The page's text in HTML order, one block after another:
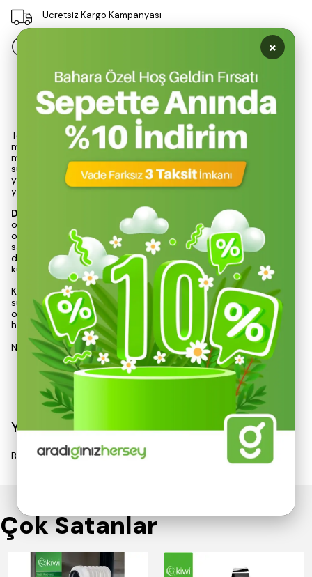
Ücretsiz Kargo Kampanyası
Ürün Açıklaması
Tekli portatif ocak, Nurgaz markasının yüksek kaliteli
mühendislik ve tasarım anlayışını yansıtan bir üründür.
modeli, tüp bağlantılı yapısıyla kullanıcı dostu bir deneyim
sunar.
Kullanım kolaylığı sağlayan bu ocak, hafif ve taşınabilir
yapısıyla her türlü dış mekan etkinliğinde mükemmel bir
yardımcıdır.
Dayanıklı çelik malzemeden
üretilmiş olan bu ocak, uzun
ömürlü kullanım için tasarlanmıştır. Düğmeden ateşleme
özelliği, kullanıcıların güvenli bir şekilde ateşleme yapmalarını
sağlar. Ayrıca, alev ayarı basınca duyarlı emniyet sistemi ile
donatılmıştır, bu da güvenliği artırır. Gaz için güvenlik kilidi,
kullanıcıların güvenliğini ön planda tutar.
Kolay çıkarılabilir ve temizlenebilir ızgara, pratik bir kullanım
sunar. 32 x 28 x 10 cm ebatları ile kompakt bir yapıya sahip
olan bu ocak, plastik taşıma çantası ile birlikte gelir, böylece
her yere kolayca taşınabilir.
Nurgaz portatif ocak, hem
Devamını Göster
Yorumlar
Bu ürün için henüz yorum yapılmamış.
Çok Satanlar
×